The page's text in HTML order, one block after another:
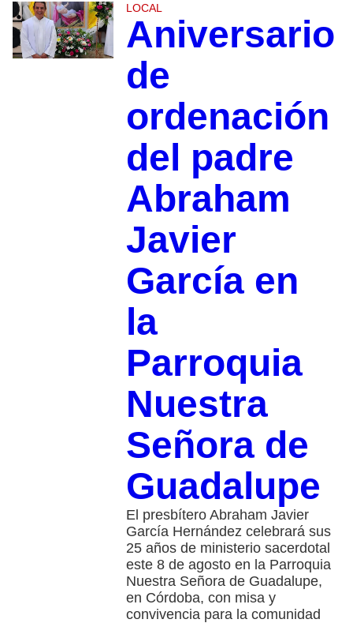
LOCAL
Aniversario
de
ordenación
del padre
Abraham
Javier
García en
la
Parroquia
Nuestra
Señora de
Guadalupe
El presbítero Abraham Javier
García Hernández celebrará sus
25 años de ministerio sacerdotal
este 8 de agosto en la Parroquia
Nuestra Señora de Guadalupe,
en Córdoba, con misa y
convivencia para la comunidad